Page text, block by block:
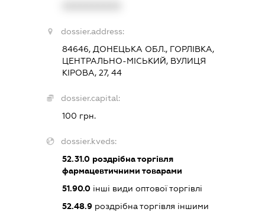
dossier.address:
84646, ДОНЕЦЬКА ОБЛ., ГОРЛІВКА,
ЦЕНТРАЛЬНО-МІСЬКИЙ, ВУЛИЦЯ
КІРОВА, 27, 44
dossier.capital:
100 грн.
dossier.kveds:
52.31.0 роздрібна торгівля
фармацевтичними товарами
51.90.0 інші види оптової торгівлі
52.48.9 роздрібна торгівля іншими